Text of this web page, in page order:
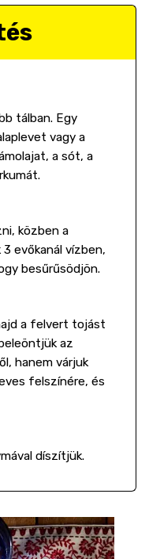
tálban. Egy
vagy a
a sót, a
közben a
evőkanál vízben,
besűrűsödjön.
a felvert tojást
az
hanem várjuk
felszínére, és
díszítjük.